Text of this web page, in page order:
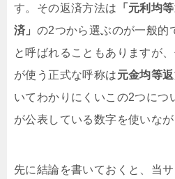
す。その返済方法は 「元利均等
済」 の2つから選ぶのが一般的
と呼ばれることもありますが
が使う正式な呼称は元金均等
いてわかりにくいこの2つにつ
が公表している数字を使いなが
先に結論を書いておくと、当